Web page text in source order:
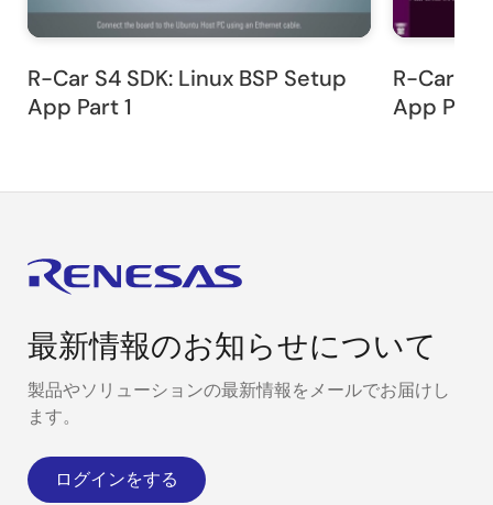
R-Car S4 SDK: Linux BSP Setup
App Part 1
R-Car S4
App Part
最新情報のお知らせについて
製品やソリューションの最新情報をメールでお届けし
ます。
ログインをする